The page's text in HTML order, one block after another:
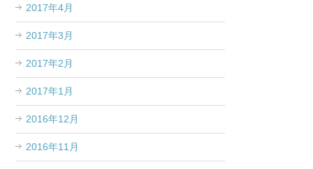
2017年4月
2017年3月
2017年2月
2017年1月
2016年12月
2016年11月